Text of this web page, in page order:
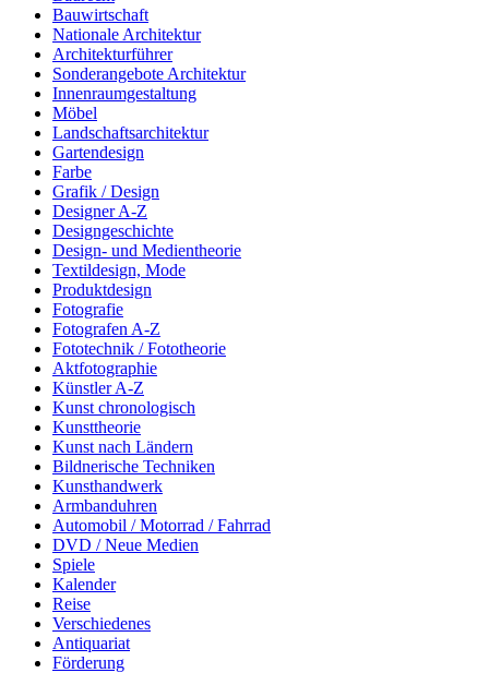
Bauwirtschaft
Nationale Architektur
Architekturführer
Sonderangebote Architektur
Innenraumgestaltung
Möbel
Landschaftsarchitektur
Gartendesign
Farbe
Grafik / Design
Designer A-Z
Designgeschichte
Design- und Medientheorie
Textildesign, Mode
Produktdesign
Fotografie
Fotografen A-Z
Fototechnik / Fototheorie
Aktfotographie
Künstler A-Z
Kunst chronologisch
Kunsttheorie
Kunst nach Ländern
Bildnerische Techniken
Kunsthandwerk
Armbanduhren
Automobil / Motorrad / Fahrrad
DVD / Neue Medien
Spiele
Kalender
Reise
Verschiedenes
Antiquariat
Förderung